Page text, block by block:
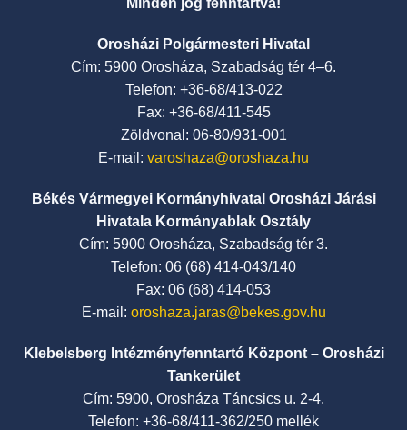
Minden jog fenntartva!
Orosházi Polgármesteri Hivatal
Cím: 5900 Orosháza, Szabadság tér 4–6.
Telefon: +36-68/413-022
Fax: +36-68/411-545
Zöldvonal: 06-80/931-001
E-mail: varoshaza@oroshaza.hu
Békés Vármegyei Kormányhivatal Orosházi Járási
Hivatala Kormányablak Osztály
Cím: 5900 Orosháza, Szabadság tér 3.
Telefon: 06 (68) 414-043/140
Fax: 06 (68) 414-053
E-mail: oroshaza.jaras@bekes.gov.hu
Klebelsberg Intézményfenntartó Központ – Orosházi
Tankerület
Cím: 5900, Orosháza Táncsics u. 2-4.
Telefon: +36-68/411-362/250 mellék